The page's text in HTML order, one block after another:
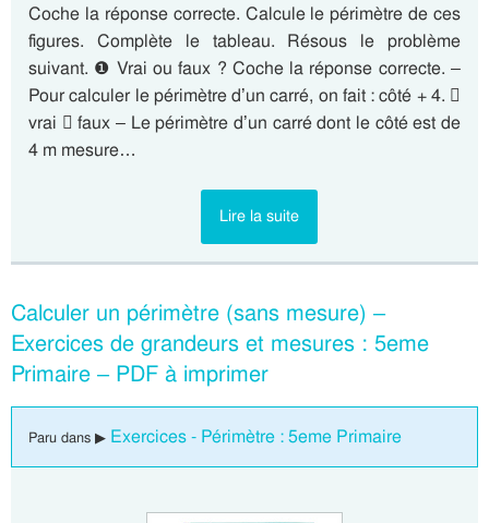
Coche la réponse correcte. Calcule le périmètre de ces
figures. Complète le tableau. Résous le problème
suivant. ❶ Vrai ou faux ? Coche la réponse correcte. –
Pour calculer le périmètre d’un carré, on fait : côté + 4. 
vrai  faux – Le périmètre d’un carré dont le côté est de
4 m mesure…
Lire la suite
Calculer un périmètre (sans mesure) –
Exercices de grandeurs et mesures : 5eme
Primaire – PDF à imprimer
Paru dans ▶ Exercices - Périmètre : 5eme Primaire